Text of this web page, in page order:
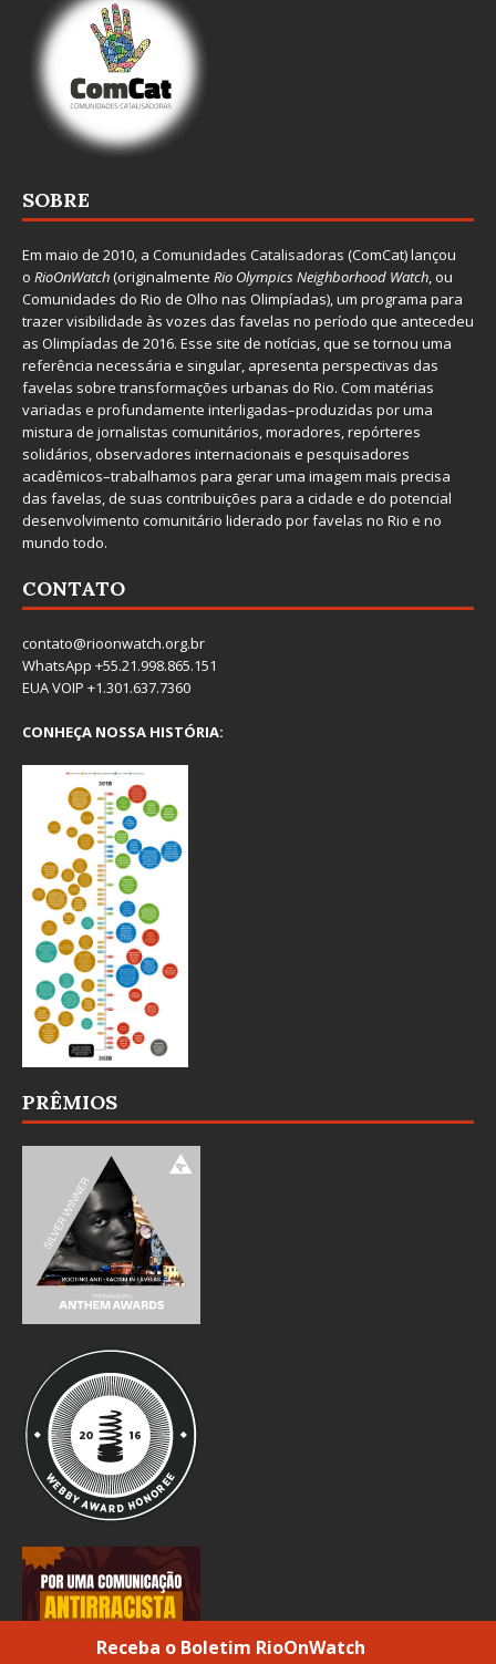
SOBRE
Em maio de 2010, a Comunidades Catalisadoras (ComCat) lançou
o RioOnWatch(originalmente Rio Olympics Neighborhood Watch, ou
Comunidades do Rio de Olho nas Olimpíadas), um programa para
trazer visibilidade às vozes das favelas no período que antecedeu
as Olimpíadas de 2016. Esse site de notícias, que se tornou uma
referência necessária e singular, apresenta perspectivas das
favelas sobre transformações urbanas do Rio. Com matérias
variadas e profundamente interligadas–produzidas por uma
mistura de jornalistas comunitários, moradores, repórteres
solidários, observadores internacionais e pesquisadores
acadêmicos–trabalhamos para gerar uma imagem mais precisa
das favelas, de suas contribuições para a cidade e do potencial
desenvolvimento comunitário liderado por favelas no Rio e no
mundo todo.
CONTATO
contato@rioonwatch.org.br
WhatsApp +55.21.998.865.151
EUA VOIP +1.301.637.7360
CONHEÇA NOSSA HISTÓRIA:
PRÊMIOS